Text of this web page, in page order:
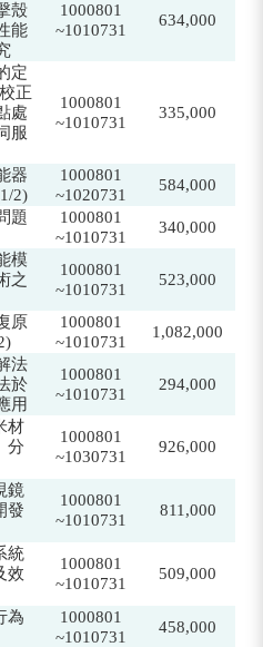
殼
能
1000801
~1010731
634,000
定
正
處
服
1000801
~1010731
335,000
器
2)
1000801
~1020731
584,000
題
1000801
~1010731
340,000
模
之
1000801
~1010731
523,000
原
1000801
~1010731
1,082,000
法
於
用
1000801
~1010731
294,000
材
分
1000801
~1030731
926,000
鏡
發
1000801
~1010731
811,000
統
效
1000801
~1010731
509,000
為
1000801
~1010731
458,000